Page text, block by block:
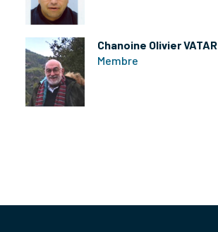
Chanoine Olivier VATAR
Membre